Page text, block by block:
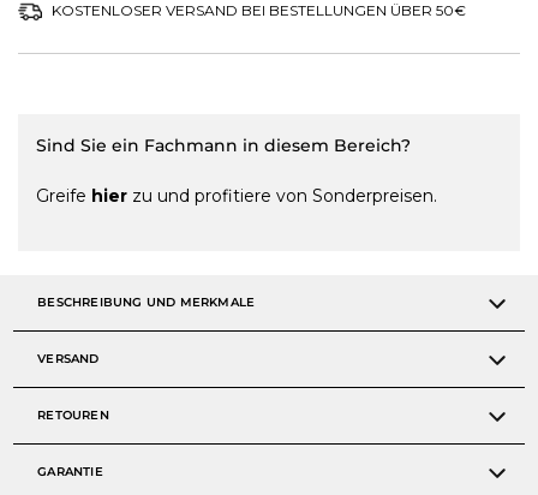
KOSTENLOSER VERSAND BEI BESTELLUNGEN ÜBER 50€
Sind Sie ein Fachmann in diesem Bereich?
Greife hier zu und profitiere von Sonderpreisen.
BESCHREIBUNG UND MERKMALE
VERSAND
RETOUREN
GARANTIE